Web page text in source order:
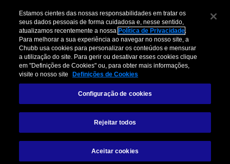
VIAGEM
Requisitos para viajar ao
México saindo do Brasil:
guia completo de vistos e
Estamos cientes das nossas responsabilidades em tratar os
seus dados pessoais de forma cuidadosa e, nesse sentido,
atualizamos recentemente a nossa Política de Privacidade.
Para melhorar a sua experiência ao navegar no nosso site, a
Chubb usa cookies para personalizar os conteúdos e mensurar
a utilização do site. Para gerir ou desativar esses cookies clique
em "Definições de Cookies" ou, para obter mais informações,
visite o nosso site
Definições de Cookies
Configuração de cookies
Rejeitar todos
Aceitar cookies